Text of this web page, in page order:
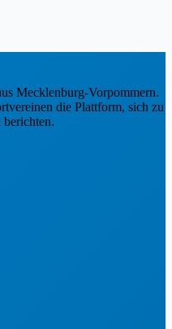
Mecklenburg-Vorpommern.
die Plattform, sich zu
berichten.